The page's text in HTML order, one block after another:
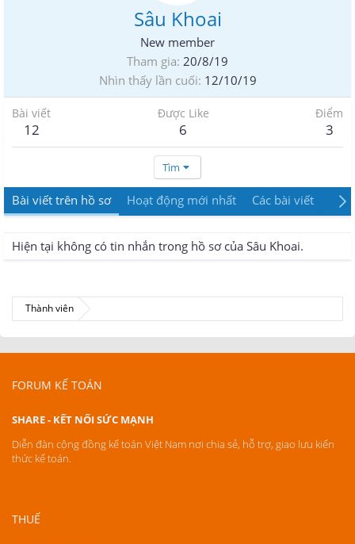
Sâu Khoai
New member
Tham gia 20/8/19
Nhìn thấy lần cuối 12/10/19
Bài viết
12
Được Like
6
Điểm
3
Tìm
Bài viết trên hồ sơ Hoạt động mới nhất Các bài viết
Hiện tại không có tin nhắn trong hồ sơ của Sâu Khoai.
Thành viên
FORUM KẾ TOÁN
SHARE - KẾT NỐI SỨC MẠNH
Diễn đàn cộng đồng kế toán Việt Nam nơi chia sẻ, hỗ trợ, giao lưu kiến
thức kế toán.
THUẾ